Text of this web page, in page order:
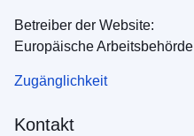
Betreiber der Website:
Europäische Arbeitsbehörde
Zugänglichkeit
Kontakt